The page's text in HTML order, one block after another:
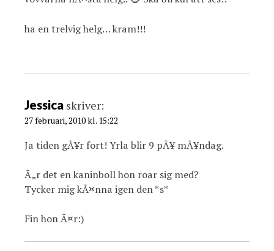
ha en trelvig helg… kram!!!
Jessica skriver:
27 februari, 2010 kl. 15:22
Ja tiden gÃ¥r fort! Yrla blir 9 pÃ¥ mÃ¥ndag.
Ã„r det en kaninboll hon roar sig med?
Tycker mig kÃ¤nna igen den *s*
Fin hon Ã¤r:)